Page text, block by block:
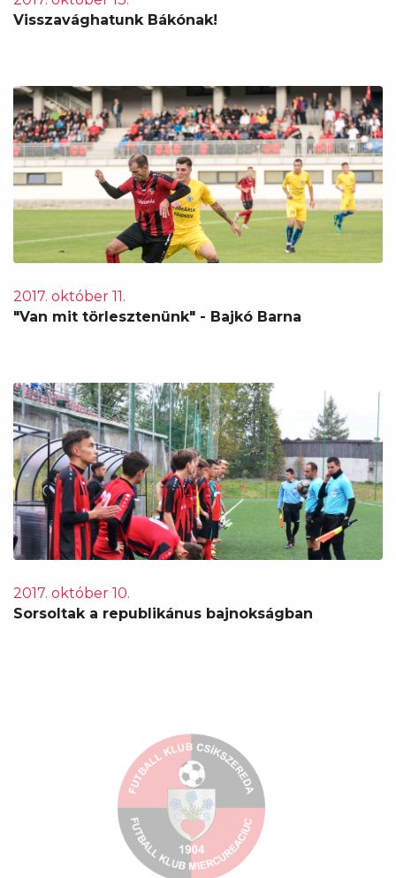
Visszavághatunk Bákónak!
2017. október 11.
"Van mit törlesztenünk" - Bajkó Barna
2017. október 10.
Sorsoltak a republikánus bajnokságban